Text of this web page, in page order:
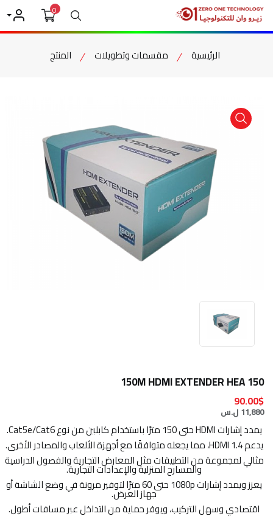
بحث0
حسابي
الرئيسية مقسمات وتطويلات المنتج
item view
150M HDMI EXTENDER HEA 150
90.00$
11,880 ل.س
يمدد إشارات HDMI حتى 150 مترًا باستخدام كابلين من نوع Cat5e/Cat6.
يدعم HDMI 1.4، مما يجعله متوافقًا مع أجهزة الألعاب والمصادر الأخرى.
مثالي لمجموعة من التطبيقات مثل المعارض التجارية والفصول الدراسية
والمسارح المنزلية والإعدادات التجارية.
يعزز ويمدد إشارات 1080p حتى 60 مترًا لتوفير مرونة في وضع الشاشة أو
جهاز العرض.
اقتصادي وسهل التركيب، ويوفر حماية من التداخل عبر مسافات أطول.